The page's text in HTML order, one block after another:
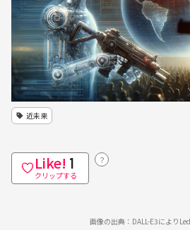
近未来
Like! 1
クリップする
？
画像の出典：DALL-E3により